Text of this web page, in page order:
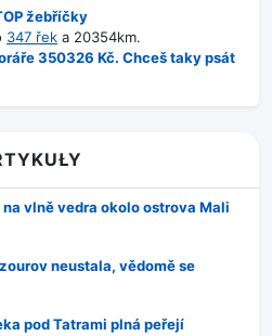
žebříčky
347 řek a 20354km.
350326 Kč. Chceš taky psát
vlně vedra okolo ostrova Mali
neustala, vědomě se
pod Tatrami plná peřejí